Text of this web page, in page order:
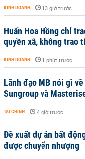
KINH DOANH - 13 giờ trước
Huấn Hoa Hồng chỉ
quyền xã, không trao
KINH DOANH - 1 phút trước
Lãnh đạo MB nói gì
Sungroup và
TÀI CHÍNH - 4 giờ trước
Đề xuất dự án bất
được chuyển nhượng